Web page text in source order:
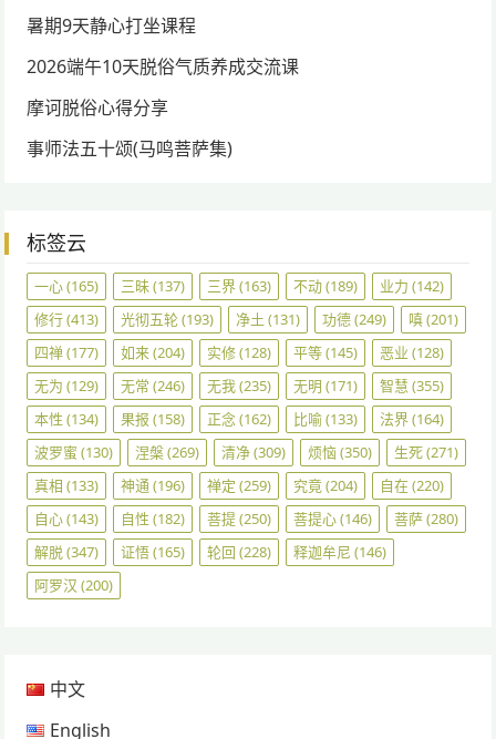
暑期9天静心打坐课程
2026端午10天脱俗气质养成交流课
摩诃脱俗心得分享
事师法五十颂(马鸣菩萨集)
标签云
一心(165) 三昧(137) 三界(163) 不动(189) 业力 (142)
修行(413) 光彻五轮(193) 净土 (131) 功德(249) 嗔(201)
四禅(177) 如来(204) 实修(128) 平等(145) 恶业 (128)
无为 (129) 无常 (246) 无我(235) 无明 (171) 智慧 (355)
本性 (134) 果报 (158) 正念(162) 比喻(133) 法界(164)
波罗蜜 (130) 涅槃(269) 清净(309) 烦恼(350) 生死(271)
真相 (133) 神通 (196) 禅定 (259) 究竟(204) 自在(220)
自心(143) 自性 (182) 菩提(250) 菩提心(146) 菩萨(280)
解脱 (347) 证悟(165) 轮回 (228) 释迦牟尼 (146)
阿罗汉 (200)
中文
English